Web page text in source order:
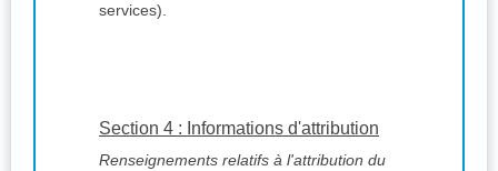
services).
Section 4 : Informations d'attribution
Renseignements relatifs à l'attribution du